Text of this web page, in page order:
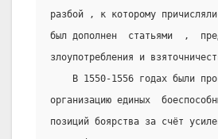
разбой , к которому
был дополнен  статьями  ,
злоупотребления и
В 1550-1556 годах были
организацию единых
позиций боярства за счёт